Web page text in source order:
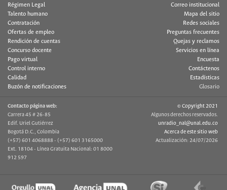
Régimen Legal
Talento humano
Contratación
Ofertas de empleo
Rendición de cuentas
Concurso docente
Pago virtual
Control interno
Calidad
Buzón de notificaciones
Correo institucional
Mapa del sitio
Redes sociales
Preguntas frecuentes
Quejas y reclamos
Servicios en línea
Encuesta
Contáctenos
Estadísticas
Glosario
Contacto página web:
Carrera 45 # 26-85
Edif. Uriel Gutiérrez
Bogotá D.C., Colombia
(+57) 601 4068888 - (+57) 601 3165000
Ext. 18104 - Línea Gratuita Nacional: 01 8000
912 597
© Copyright 2021
Algunos derechos reservados.
unradio_nal@unal.edu.co
Acerca de este sitio web
Actualización: 24/07/2026